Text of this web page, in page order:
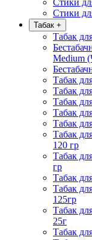
Стики
Стики
Табак +
Табак
Medium
Табак
Табак
Табак
Табак
Табак
Табак
120 гр
Табак
гр
Табак
Табак
125гр
Табак
25г
Табак